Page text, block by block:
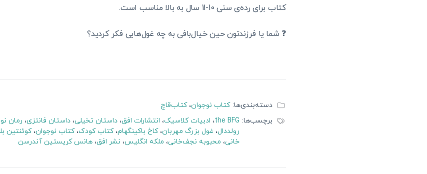
کتاب برای رده‌ی سنی 10-11 سال به بالا مناسب است.
❓ شما یا فرزندتون حین خیال‌بافی به چه غول‌هایی فکر کردید؟
دسته‌بندی‌ها: کتاب نوجوان،کتاب‌قاچ
برچسب‌ها: the BFG، ادبیات کلاسیک، انتشارات افق، داستان تخیلی، داستان فانتزی، رمان
رولددال، غول بزرگ مهربان،کاخ باکینگهام،کتاب کودک،کتاب نوجوان،کوئنتین
خانی، محبوبه نجف‌خانی، ملکه انگلیس، نشر افق، هانس کریستین آندرسن